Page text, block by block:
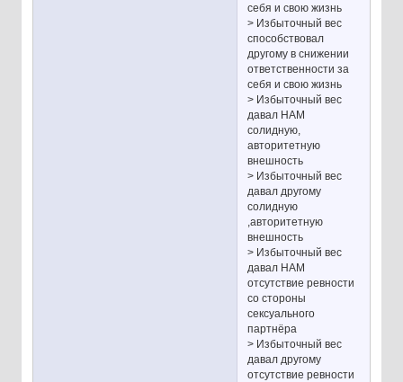
себя и свою жизнь
> Избыточный вес
способствовал
другому в снижении
ответственности за
себя и свою жизнь
> Избыточный вес
давал НАМ
солидную,
авторитетную
внешность
> Избыточный вес
давал другому
солидную
,авторитетную
внешность
> Избыточный вес
давал НАМ
отсутствие ревности
со стороны
сексуального
партнёра
> Избыточный вес
давал другому
отсутствие ревности